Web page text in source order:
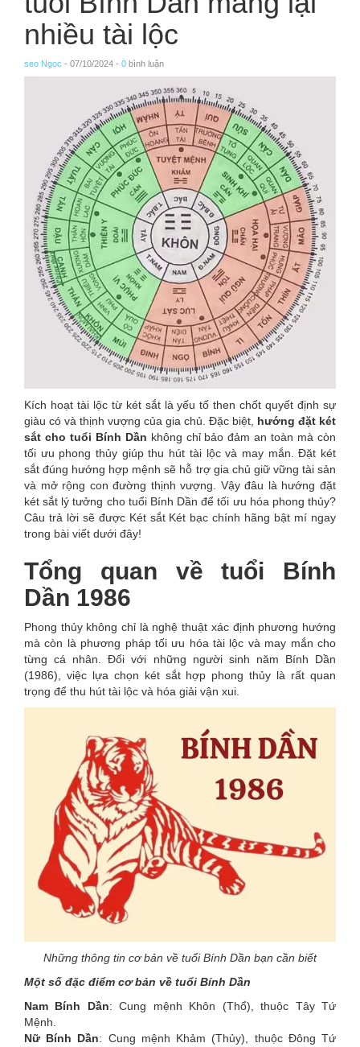
nhiều tài lộc
seo Ngọc - 07/10/2024 - 0 bình luận
Kích hoạt tài lộc từ két sắt là yếu tố then chốt quyết định sự
giàu có và thịnh vượng của gia chủ. Đặc biệt, hướng đặt két
sắt cho tuổi Bính Dần không chỉ bảo đảm an toàn mà còn
tối ưu phong thủy giúp thu hút tài lộc và may mắn. Đặt két
sắt đúng hướng hợp mệnh sẽ hỗ trợ gia chủ giữ vững tài sản
và mở rộng con đường thịnh vượng. Vậy đâu là hướng đặt
két sắt lý tưởng cho tuổi Bính Dần để tối ưu hóa phong thủy?
Câu trả lời sẽ được Két sắt Két bạc chính hãng bật mí ngay
trong bài viết dưới đây!
Tổng quan về tuổi Bính
Dần 1986
Phong thủy không chỉ là nghệ thuật xác định phương hướng
mà còn là phương pháp tối ưu hóa tài lộc và may mắn cho
từng cá nhân. Đối với những người sinh năm Bính Dần
(1986), việc lựa chọn két sắt hợp phong thủy là rất quan
trọng để thu hút tài lộc và hóa giải vận xui.
Những thông tin cơ bản về tuổi Bính Dần bạn cần biết
Một số đặc điểm cơ bản về tuổi Bính Dần
Nam Bính Dần: Cung mệnh Khôn (Thổ), thuộc Tây Tứ
Mệnh.
Nữ Bính Dần: Cung mệnh Khảm (Thủy), thuộc Đông Tứ